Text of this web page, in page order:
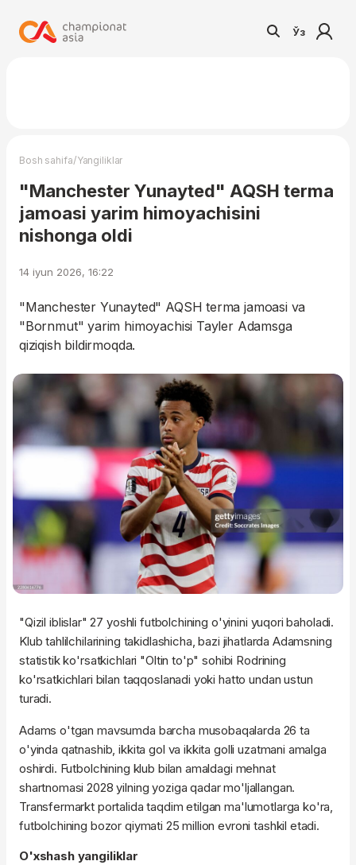
Ўз
Bosh sahifa/Yangiliklar
"Manchester Yunayted" AQSH terma
jamoasi yarim himoyachisini
nishonga oldi
14 iyun 2026, 16:22
"Manchester Yunayted" AQSH terma jamoasi va
"Bornmut" yarim himoyachisi Tayler Adamsga
qiziqish bildirmoqda.
"Qizil iblislar" 27 yoshli futbolchining o'yinini yuqori baholadi.
Klub tahlilchilarining takidlashicha, bazi jihatlarda Adamsning
statistik ko'rsatkichlari "Oltin to'p" sohibi Rodrining
ko'rsatkichlari bilan taqqoslanadi yoki hatto undan ustun
turadi.
Adams o'tgan mavsumda barcha musobaqalarda 26 ta
o'yinda qatnashib, ikkita gol va ikkita golli uzatmani amalga
oshirdi. Futbolchining klub bilan amaldagi mehnat
shartnomasi 2028 yilning yoziga qadar mo'ljallangan.
Transfermarkt portalida taqdim etilgan ma'lumotlarga ko'ra,
futbolchining bozor qiymati 25 million evroni tashkil etadi.
O'xshash yangiliklar